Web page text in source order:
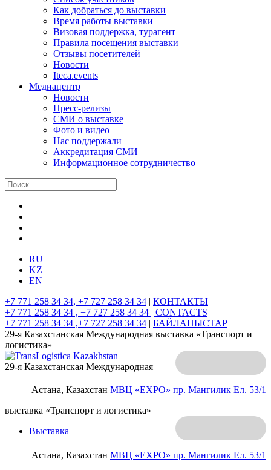
Как добраться до выставки
Время работы выставки
Визовая поддержка, турагент
Правила посещения выставки
Отзывы посетителей
Новости
Iteca.events
Медиацентр
Новости
Пресс-релизы
СМИ о выставке
Фото и видео
Нас поддержали
Аккредитация СМИ
Информационное сотрудничество
RU
KZ
EN
+7 771 258 34 34, +7 727 258 34 34 | КОНТАКТЫ
+7 771 258 34 34 , +7 727 258 34 34 | CONTACTS
+7 771 258 34 34 ,+7 727 258 34 34 | БАЙЛАНЫСТАР
29-я Казахстанская Международная выставка «Транспорт и
логистика»
Астана, Казахстан МВЦ «EXPO» пр. Мангилик Ел. 53/1
29-я Казахстанская Международная
выставка «Транспорт и логистика»
Астана, Казахстан МВЦ «EXPO» пр. Мангилик Ел. 53/1
Выставка